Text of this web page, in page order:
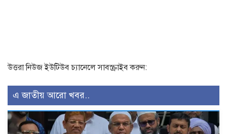
উত্তরা নিউজ ইউটিউব চ্যানেলে সাবস্ক্রাইব করুন:
এ জাতীয় আরো খবর..